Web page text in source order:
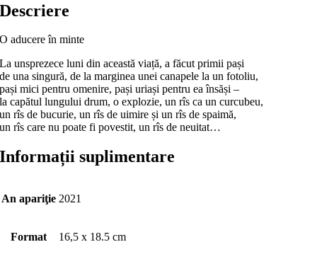
Descriere
O aducere în minte
La unsprezece luni din această viață, a făcut primii pași
de una singură, de la marginea unei canapele la un fotoliu,
pași mici pentru omenire, pași uriași pentru ea însăși –
la capătul lungului drum, o explozie, un rîs ca un curcubeu,
un rîs de bucurie, un rîs de uimire și un rîs de spaimă,
un rîs care nu poate fi povestit, un rîs de neuitat…
Informații suplimentare
An apariţie 2021
Format 16,5 x 18.5 cm